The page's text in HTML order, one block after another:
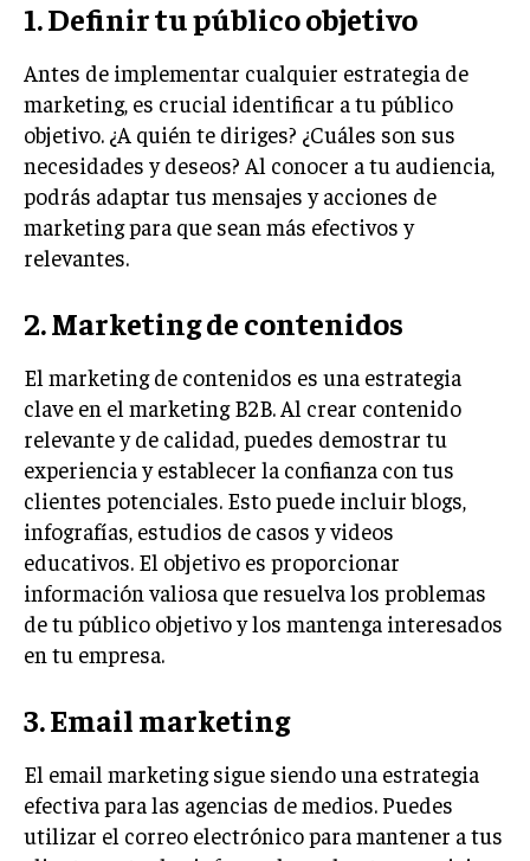
HABILIDADES DIRECTIVAS
PLANIFICACIÓN EMPRESARIAL
FINANZAS
FINANZAS Y CONTABILIDAD
GESTIÓN DE RECURSOS FINANCIEROS
INVERSIONES Y MERCADOS FINANCIEROS
CONTABILIDAD EMPRESARIAL
INTERNACIONAL
NEGOCIOS INTERNACIONALES
COMERCIO INTERNACIONAL
EXPANSIÓN GLOBAL
IMPORTACIÓN Y EXPORTACIÓN
ALIANZAS ESTRATÉGICAS
GESTIÓN DE LA INNOVACIÓN TECNOLÓGICA
TRANSFORMACIÓN DIGITAL
ANALÍTICA EMPRESARIAL Y BUSINESS
INTELLIGENCE
1. Definir tu público objetivo
Antes de implementar cualquier estrategia de
marketing, es crucial identificar a tu público
objetivo. ¿A quién te diriges? ¿Cuáles son sus
necesidades y deseos? Al conocer a tu audiencia,
podrás adaptar tus mensajes y acciones de
marketing para que sean más efectivos y
relevantes.
2. Marketing de contenidos
El marketing de contenidos es una estrategia
clave en el marketing B2B. Al crear contenido
relevante y de calidad, puedes demostrar tu
experiencia y establecer la confianza con tus
clientes potenciales. Esto puede incluir blogs,
infografías, estudios de casos y videos
educativos. El objetivo es proporcionar
información valiosa que resuelva los problemas
de tu público objetivo y los mantenga interesados
en tu empresa.
3. Email marketing
El email marketing sigue siendo una estrategia
efectiva para las agencias de medios. Puedes
utilizar el correo electrónico para mantener a tus